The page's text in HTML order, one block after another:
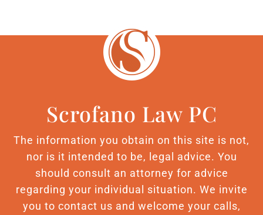
Scrofano Law PC
The information you obtain on this site is not,
nor is it intended to be, legal advice. You
should consult an attorney for advice
regarding your individual situation. We invite
you to contact us and welcome your calls,